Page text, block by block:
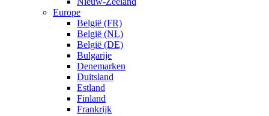
Europe
België (FR)
België (NL)
België (DE)
Bulgarije
Denemarken
Duitsland
Estland
Finland
Frankrijk